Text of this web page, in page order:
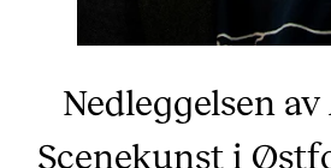
Nedleggelsen
Scenekunst i